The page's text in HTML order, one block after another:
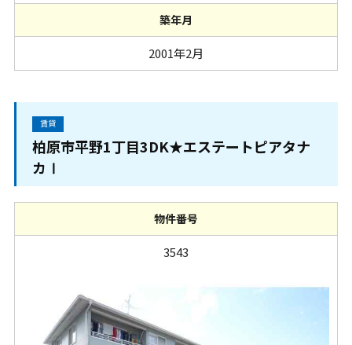
築年月
2001年2月
賃貸
柏原市平野1丁目3DK★エステートピアタナ
カⅠ
物件番号
3543